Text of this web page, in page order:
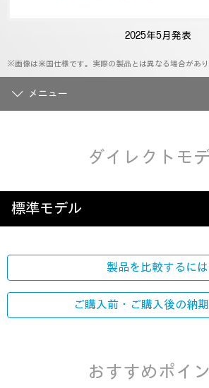
2025年5月発表
※画像は米国仕様です。実際の製品とは異なる場合があり
メニュー
ダイレクトモ
標準モデル
製品を比較するには
ご購入前・ご購入後の納
おすすめポイ